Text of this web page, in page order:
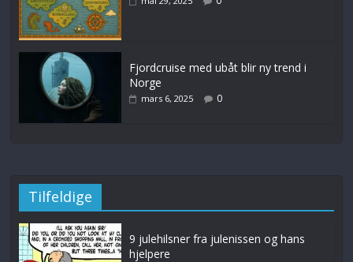
Fjordcruise med ubåt blir ny trend i
Norge
mars 6, 2025 0
Tilfeldige
9 julehilsner fra julenissen og hans
hjelpere